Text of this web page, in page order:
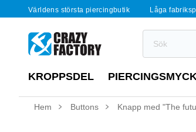
Världens största piercingbutik Låga
KROPPSDEL
Hem Buttons Knapp med "The